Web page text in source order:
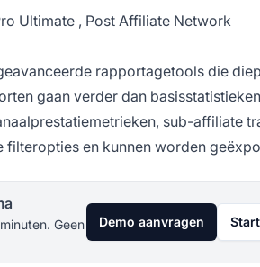
Ultimate , Post Affiliate Network
rapportagetools die
gaan verder dan
sub-affiliate
en kunnen worden
Geen
Demo aanvragen